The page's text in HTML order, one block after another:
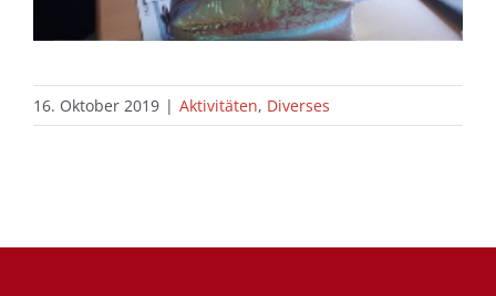
16. Oktober 2019 | Aktivitäten, Diverses